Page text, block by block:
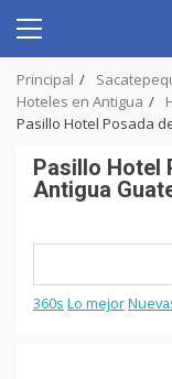
content
Primary
Principal
Hoteles en Antigua
Pasillo Hotel Posada
Pasillo Hotel
Antigua
360s Lo mejor